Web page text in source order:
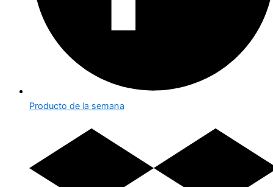
Producto de la semana